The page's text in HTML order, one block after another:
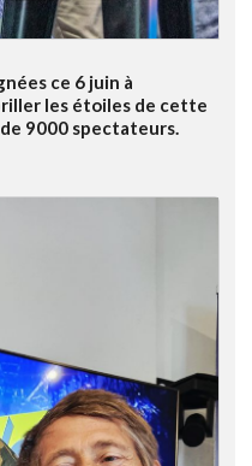
ce 6 juin à
les étoiles de cette
9000 spectateurs.